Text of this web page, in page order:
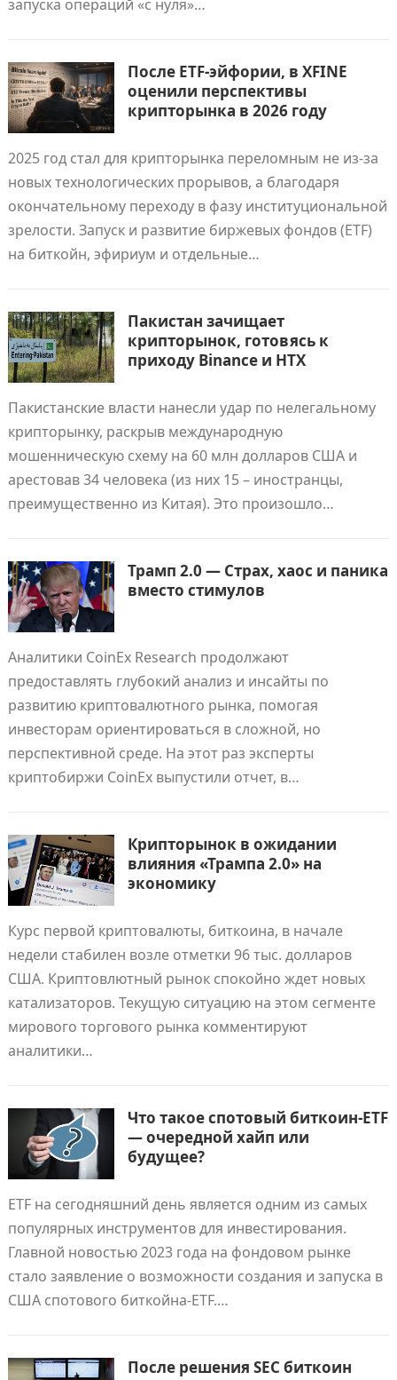
запуска операций «с нуля»…
После ETF-эйфории, в XFINE
оценили перспективы
крипторынка в 2026 году
2025 год стал для крипторынка переломным не из-за
новых технологических прорывов, а благодаря
окончательному переходу в фазу институциональной
зрелости. Запуск и развитие биржевых фондов (ETF)
на биткойн, эфириум и отдельные…
Пакистан зачищает
крипторынок, готовясь к
приходу Binance и HTX
Пакистанские власти нанесли удар по нелегальному
крипторынку, раскрыв международную
мошенническую схему на 60 млн долларов США и
арестовав 34 человека (из них 15 – иностранцы,
преимущественно из Китая). Это произошло…
Трамп 2.0 — Страх, хаос и паника
вместо стимулов
Аналитики CoinEx Research продолжают
предоставлять глубокий анализ и инсайты по
развитию криптовалютного рынка, помогая
инвесторам ориентироваться в сложной, но
перспективной среде. На этот раз эксперты
криптобиржи СoinEx выпустили отчет, в…
Крипторынок в ожидании
влияния «Трампа 2.0» на
экономику
Курс первой криптовалюты, биткоина, в начале
недели стабилен возле отметки 96 тыс. долларов
США. Криптовлютный рынок спокойно ждет новых
катализаторов. Текущую ситуацию на этом сегменте
мирового торгового рынка комментируют
аналитики…
Что такое спотовый биткоин-ETF
— очередной хайп или
будущее?
ETF на сегодняшний день является одним из самых
популярных инструментов для инвестирования.
Главной новостью 2023 года на фондовом рынке
стало заявление о возможности создания и запуска в
США спотового биткойна-ETF.…
После решения SEC биткоин